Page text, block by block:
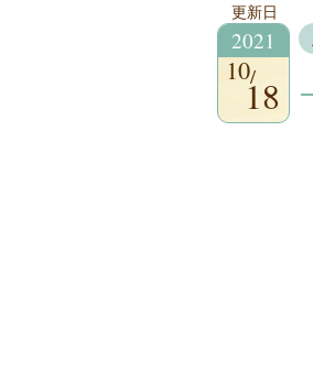
更新日
2021
10
18